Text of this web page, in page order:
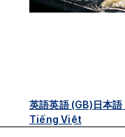
英語英語 (GB)日本語
Tiếng Việt